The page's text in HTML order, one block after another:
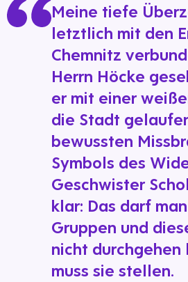
Meine tiefe
letztlich mit den
Chemnitz
Herrn Höcke
er mit einer
die Stadt
bewussten
Symbols des
Geschwister
klar: Das darf
Gruppen und
nicht durchgehen
muss sie stellen.